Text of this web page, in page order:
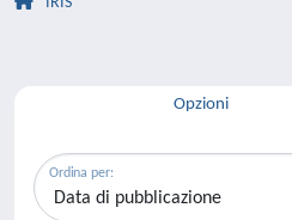
Opzioni
Ordina per: